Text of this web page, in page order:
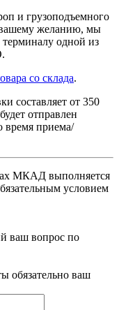
и грузоподъемного
желанию, мы
одной из
со склада.
составляет от 350
отправлен
время приема/
МКАД выполняется
условием
ваш вопрос по
обязательно ваш